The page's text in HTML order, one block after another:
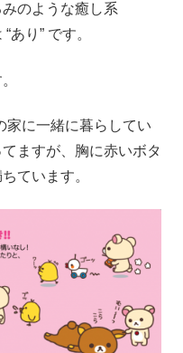
のような癒し系
り” です。
家に一緒に暮らしてい
ますが、胸に赤いボタ
ています。